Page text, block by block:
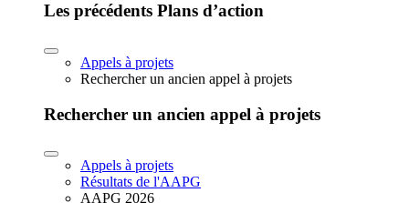
Les précédents Plans d’action
Appels à projets
Rechercher un ancien appel à projets
Rechercher un ancien appel à projets
Appels à projets
Résultats de l'AAPG
AAPG 2026